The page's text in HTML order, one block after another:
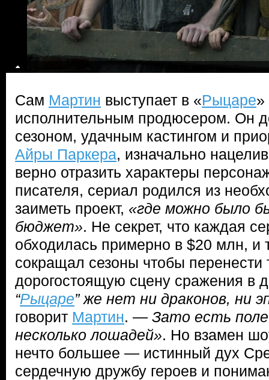
Сам Мартин выступает в «Рыцаре»
исполнительным продюсером. Он
сезоном, удачным кастингом и
Айры Паркера, изначально
верно отразить характеры
писателя, сериал родился из
заиметь проект, «где можно было
бюджет». Не секрет, что каждая
обходилась примерно в $20 млн, и
сокращал сезоны чтобы перенести
дорогостоящую сцену сражения в
“Рыцаре” же нет ни драконов, ни
говорит Мартин. — Зато есть
несколько лошадей». Но взамен
нечто большее — истинный дух
сердечную дружбу героев и